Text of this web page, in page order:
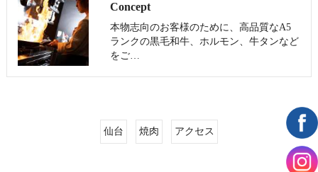
Concept
本物志向のお客様のために、高品質なA5
ランクの黒毛和牛、ホルモン、牛タンなど
をご…
仙台 焼肉 アクセス